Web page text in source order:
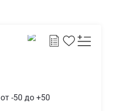
от -50 до +50